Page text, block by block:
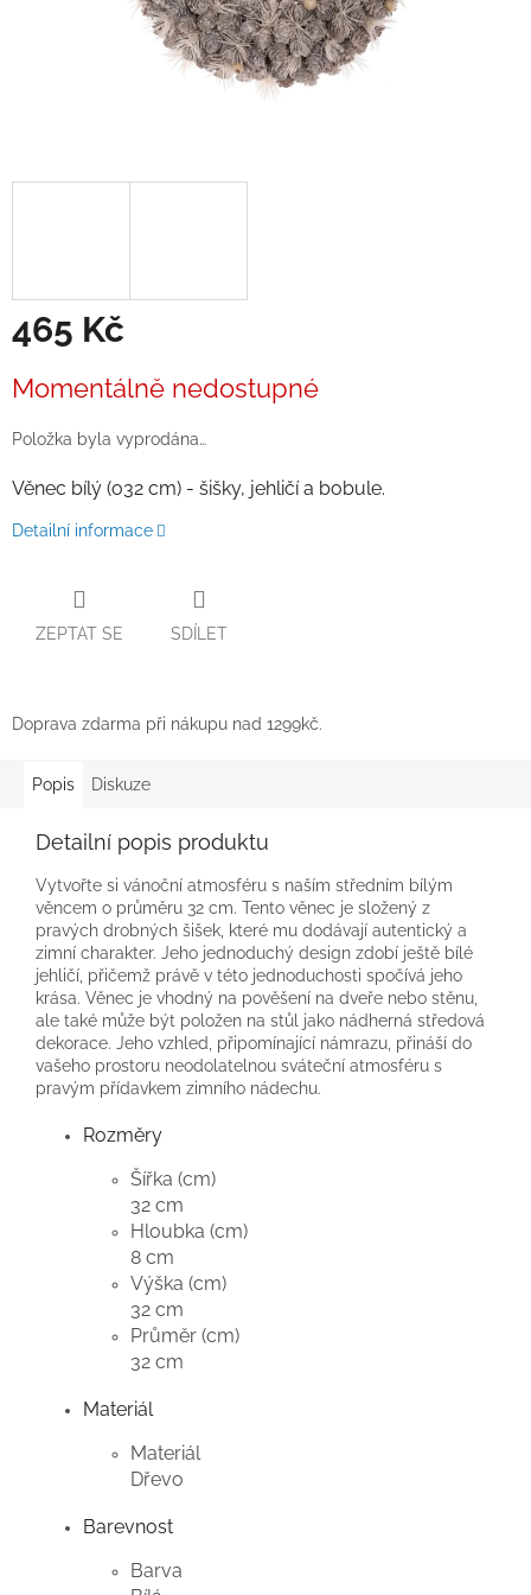
465 Kč
cena:
Momentálně nedostupné
Položka byla vyprodána…
Věnec bílý (o32 cm) - šišky, jehličí a bobule.
Detailní informace
ZEPTAT SE SDÍLET
Doprava zdarma při nákupu nad 1299kč.
Popis Diskuze
Detailní popis produktu
Vytvořte si vánoční atmosféru s naším středním bílým
věncem o průměru 32 cm. Tento věnec je složený z
pravých drobných šišek, které mu dodávají autentický a
zimní charakter. Jeho jednoduchý design zdobí ještě bílé
jehličí, přičemž právě v této jednoduchosti spočívá jeho
krása. Věnec je vhodný na pověšení na dveře nebo stěnu,
ale také může být položen na stůl jako nádherná středová
dekorace. Jeho vzhled, připomínající námrazu, přináší do
vašeho prostoru neodolatelnou sváteční atmosféru s
pravým přídavkem zimního nádechu.
Rozměry
Šířka (cm)
32 cm
Hloubka (cm)
8 cm
Výška (cm)
32 cm
Průměr (cm)
32 cm
Materiál
Materiál
Dřevo
Barevnost
Barva